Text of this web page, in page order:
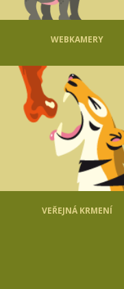
WEBKAMERY
VEŘEJNÁ KRMENÍ